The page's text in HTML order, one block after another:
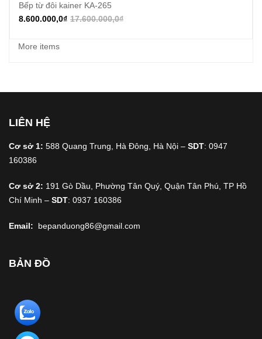
Bếp từ đôi kainer KA-265
17.600.000,0₫
8.600.000,0₫
More items
LIÊN HỆ
Cơ sở 1: 588 Quang Trung, Hà Đông, Hà Nội – SDT: 0947
160386
Cơ sở 2: 191 Gò Dầu, Phường Tân Quý, Quận Tân Phú, TP Hồ
Chí Minh – SDT: 0937 160386
Email: bepanduong86@gmail.com
BẢN ĐỒ